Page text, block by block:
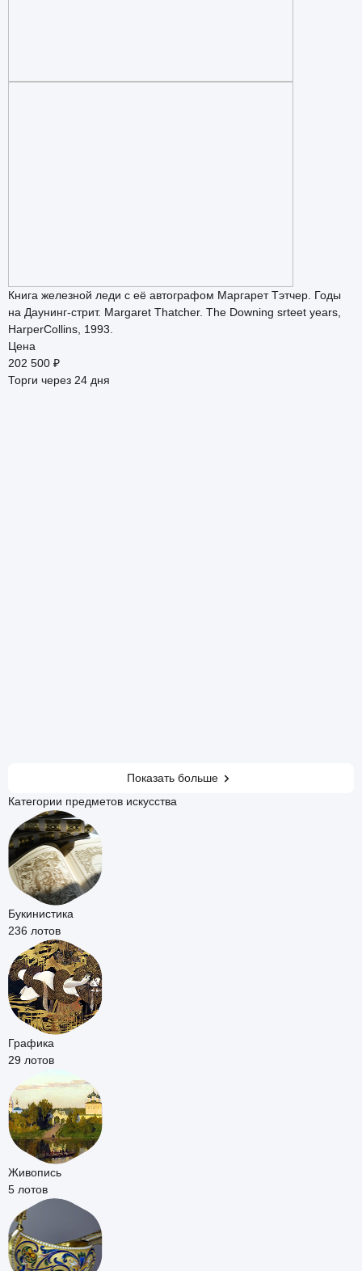
Книга железной леди с её автографом Маргарет Тэтчер. Годы
на Даунинг-стрит. Margaret Thatcher. The Downing srteet years,
HarperCollins, 1993.
Цена
202 500 ₽
Торги через 24 дня
Показать больше
Категории предметов искусства
Букинистика
236 лотов
Графика
29 лотов
Живопись
5 лотов